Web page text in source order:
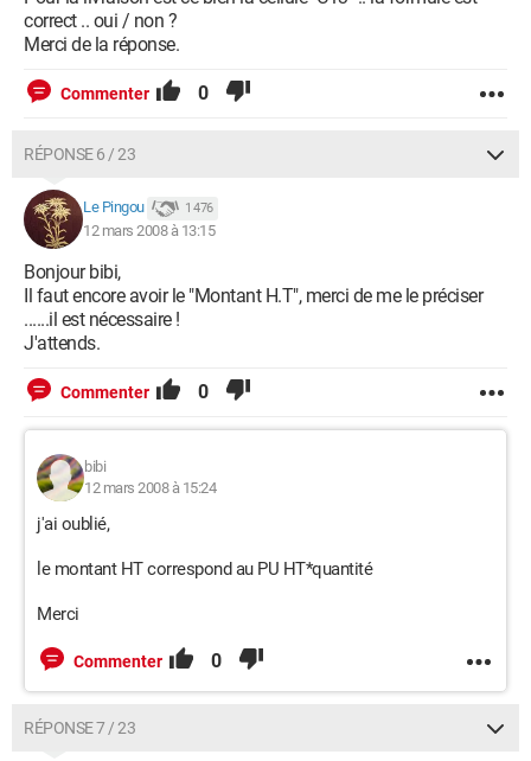
correct .. oui / non ?
Merci de la réponse.
Commenter 0
RÉPONSE 6 / 23
Le Pingou 1 476
12 mars 2008 à 13:15
Bonjour bibi,
Il faut encore avoir le "Montant H.T", merci de me le préciser
......il est nécessaire !
J'attends.
Commenter 0
bibi
12 mars 2008 à 15:24
j'ai oublié,
le montant HT correspond au PU HT*quantité
Merci
Commenter 0
RÉPONSE 7 / 23